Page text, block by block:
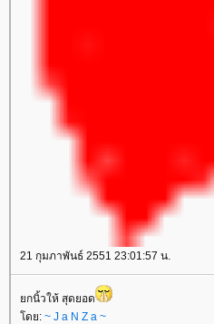
21 กุมภาพันธ์ 2551 23:01:57 น.
กนิ้วให้ สุดยอด
ดย: ~ J a N Z a ~